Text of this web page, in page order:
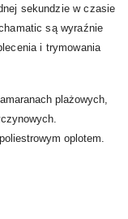
sekundzie w czasie
są wyraźnie
i trymowania
plażowych,
oplotem.